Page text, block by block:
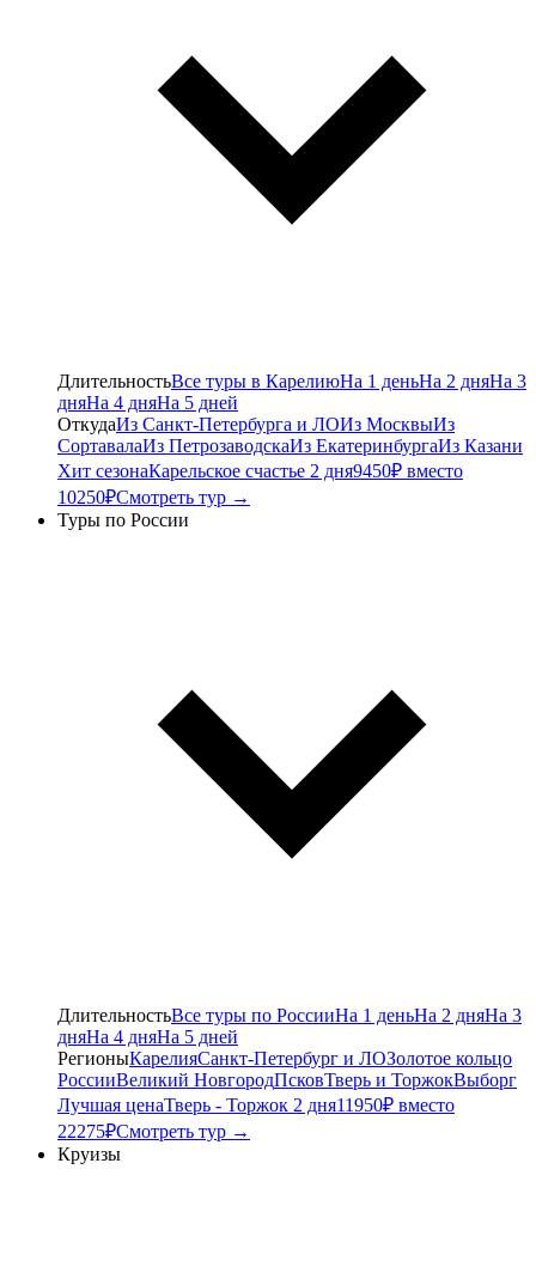
ДлительностьВсе туры в КарелиюНа 1 деньНа 2 дняНа 3
дняНа 4 дняНа 5 дней
ОткудаИз Санкт-Петербурга и ЛОИз МосквыИз
СортавалаИз ПетрозаводскаИз ЕкатеринбургаИз Казани
Хит сезонаКарельское счастье 2 дня9450₽ вместо
10250₽Смотреть тур →
Туры по России
ДлительностьВсе туры по РоссииНа 1 деньНа 2 дняНа 3
дняНа 4 дняНа 5 дней
РегионыКарелияСанкт-Петербург и ЛОЗолотое кольцо
РоссииВеликий НовгородПсковТверь и ТоржокВыборг
Лучшая ценаТверь - Торжок 2 дня11950₽ вместо
22275₽Смотреть тур →
Круизы